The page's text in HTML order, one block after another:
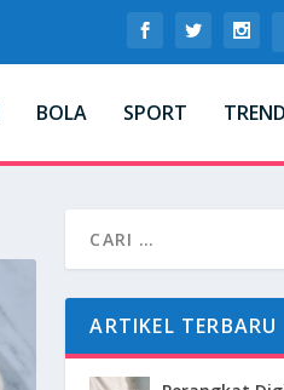
BOLA SPORT TREND
ARTIKEL TERBARU